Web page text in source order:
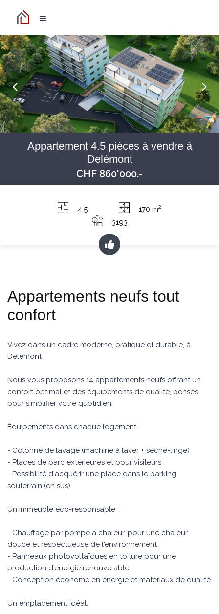
Appartement 4.5 pièces à vendre à
Delémont
CHF 860'000.-
4.5 170 m2
3193
Appartements neufs tout
confort
Vivez dans un cadre moderne, pratique et durable, à
Delémont !
Nous vous proposons 14 appartements neufs offrant un
confort optimal et des équipements de qualité, pensés
pour simplifier votre quotidien.
Équipements dans chaque logement :
- Colonne de lavage (machine à laver + sèche-linge)
- Places de parc extérieures et pour visiteurs
- Possibilité d'acquérir une place dans le parking
souterrain (en sus)
Un immeuble éco-responsable :
- Chauffage par pompe à chaleur, pour une chaleur
douce et respectueuse de l'environnement
- Panneaux photovoltaïques en toiture pour une
production d'énergie renouvelable
- Conception économe en énergie et matériaux de qualité
Un emplacement idéal: